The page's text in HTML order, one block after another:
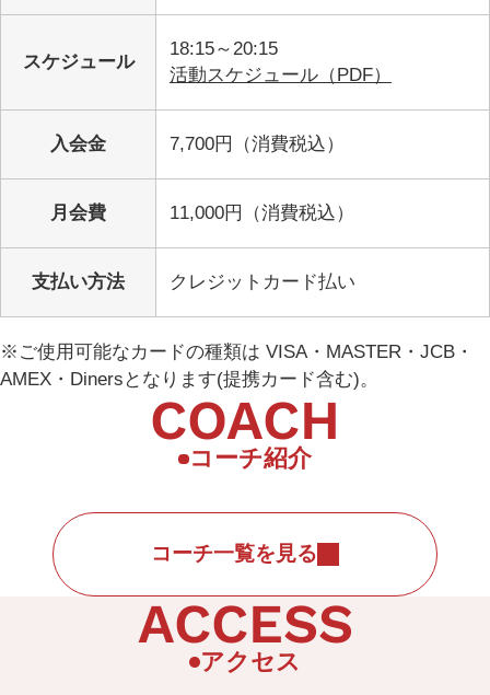
スケジュール
18:15～20:15
活動スケジュール（PDF）
入会金 7,700円（消費税込）
月会費 11,000円（消費税込）
支払い方法 クレジットカード払い
※ご使用可能なカードの種類は VISA・MASTER・JCB・
AMEX・Dinersとなります(提携カード含む)。
COACH
コーチ紹介
コーチ一覧を見る
ACCESS
アクセス